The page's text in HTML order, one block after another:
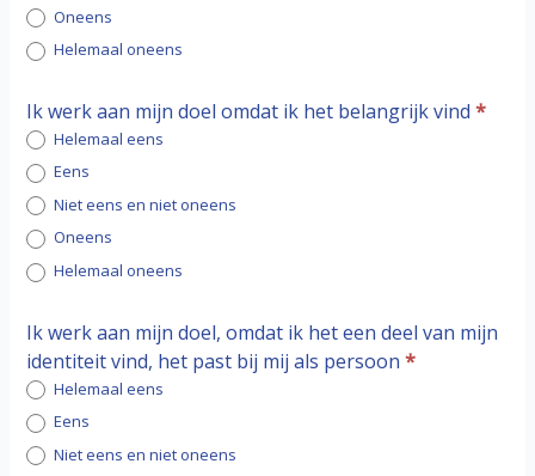
Oneens
Helemaal oneens
Ik werk aan mijn doel omdat ik het belangrijk vind*
Helemaal eens
Eens
Niet eens en niet oneens
Oneens
Helemaal oneens
Ik werk aan mijn doel, omdat ik het een deel van mijn
identiteit vind, het past bij mij als persoon*
Helemaal eens
Eens
Niet eens en niet oneens